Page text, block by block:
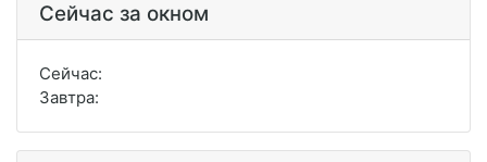
Сейчас за окном
Сейчас:
Завтра: